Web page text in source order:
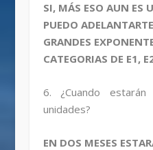
SI, MÁS ESO AUN ES
PUEDO
GRANDES
CATEGORIAS DE E1,
6. ¿Cuando
unidades?
EN DOS MESES